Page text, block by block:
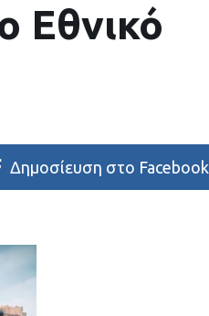
Εθνικό
Δημοσίευση στο Facebook